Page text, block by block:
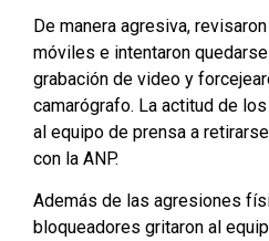
De manera agresiva,
móviles e intentaron
grabación de video y
camarógrafo. La actitud de
al equipo de prensa a
con la ANP.
Además de las agresiones
bloqueadores gritaron al